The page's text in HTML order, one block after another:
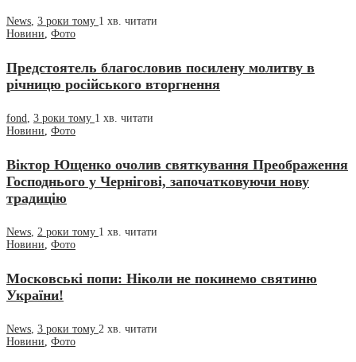
News, 3 роки тому 1 хв. читати
Новини, Фото
Предстоятель благословив посилену молитву в
річницю російського вторгнення
fond, 3 роки тому 1 хв. читати
Новини, Фото
Віктор Ющенко очолив святкування Преображення
Господнього у Чернігові, започатковуючи нову
традицію
News, 2 роки тому 1 хв. читати
Новини, Фото
Московські попи: Ніколи не покинемо святиню
України!
News 3 роки тому 2 хв. читати
Новини Фото